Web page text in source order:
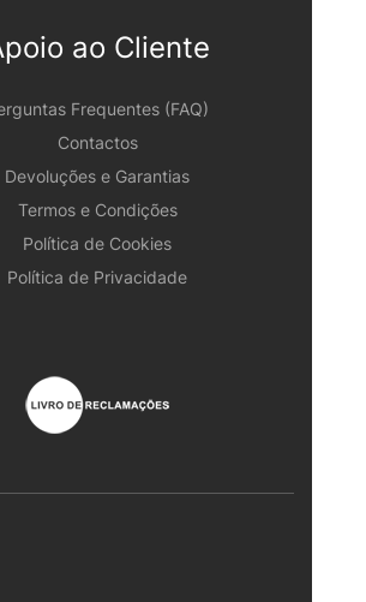
ao Cliente
Frequentes (FAQ)
Contactos
Devoluções e Garantias
Termos e Condições
Política de Cookies
Política de Privacidade